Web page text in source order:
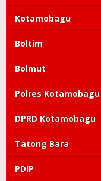
Kotamobagu
Boltim
Bolmut
Polres Kotamobagu
DPRD Kotamobagu
Tatong Bara
PDIP